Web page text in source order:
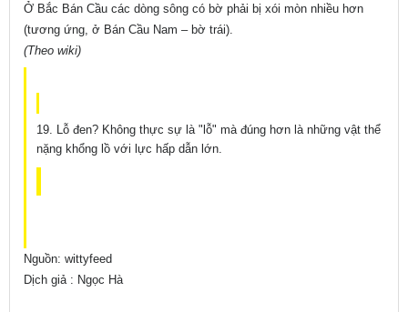
Ở Bắc Bán Cầu các dòng sông có bờ phải bị xói mòn nhiều hơn
(tương ứng, ở Bán Cầu Nam – bờ trái).
(Theo wiki)
19. Lỗ đen? Không thực sự là "lỗ" mà đúng hơn là những vật thể
nặng khổng lồ với lực hấp dẫn lớn.
Nguồn: wittyfeed
Dịch giả : Ngọc Hà